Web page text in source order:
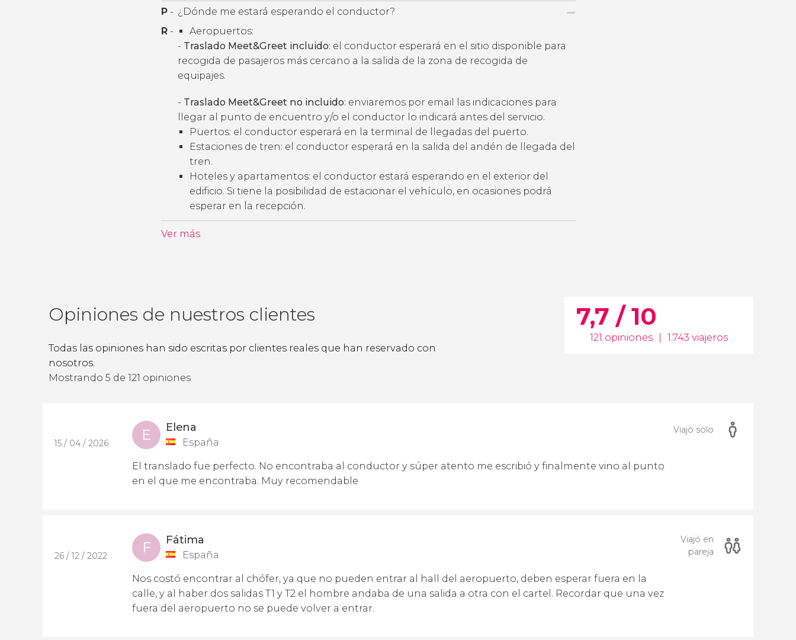
P - ¿Dónde me estará esperando el conductor?
R -
Aeropuertos:
- Traslado Meet&Greet incluido: el conductor esperará en el sitio disponible para
recogida de pasajeros más cercano a la salida de la zona de recogida de
equipajes.
- Traslado Meet&Greet no incluido: enviaremos por email las indicaciones para
llegar al punto de encuentro y/o el conductor lo indicará antes del servicio.
Puertos: el conductor esperará en la terminal de llegadas del puerto.
Estaciones de tren: el conductor esperará en la salida del andén de llegada del
tren.
Hoteles y apartamentos: el conductor estará esperando en el exterior del
edificio. Si tiene la posibilidad de estacionar el vehículo, en ocasiones podrá
esperar en la recepción.
Ver más
Opiniones de nuestros clientes
Todas las opiniones han sido escritas por clientes reales que han reservado con
nosotros.
7,7 / 10
121 opiniones 1.743 viajeros
Mostrando 5 de 121 opiniones
15 / 04 / 2026 E Elena
España
El translado fue perfecto. No encontraba al conductor y súper atento me escribió y finalmente vino al punto
en el que me encontraba. Muy recomendable
Viajó solo
26 / 12 / 2022 F Fátima
España
Nos costó encontrar al chófer, ya que no pueden entrar al hall del aeropuerto, deben esperar fuera en la
calle, y al haber dos salidas T1 y T2 el hombre andaba de una salida a otra con el cartel. Recordar que una vez
fuera del aeropuerto no se puede volver a entrar.
Viajó en
pareja